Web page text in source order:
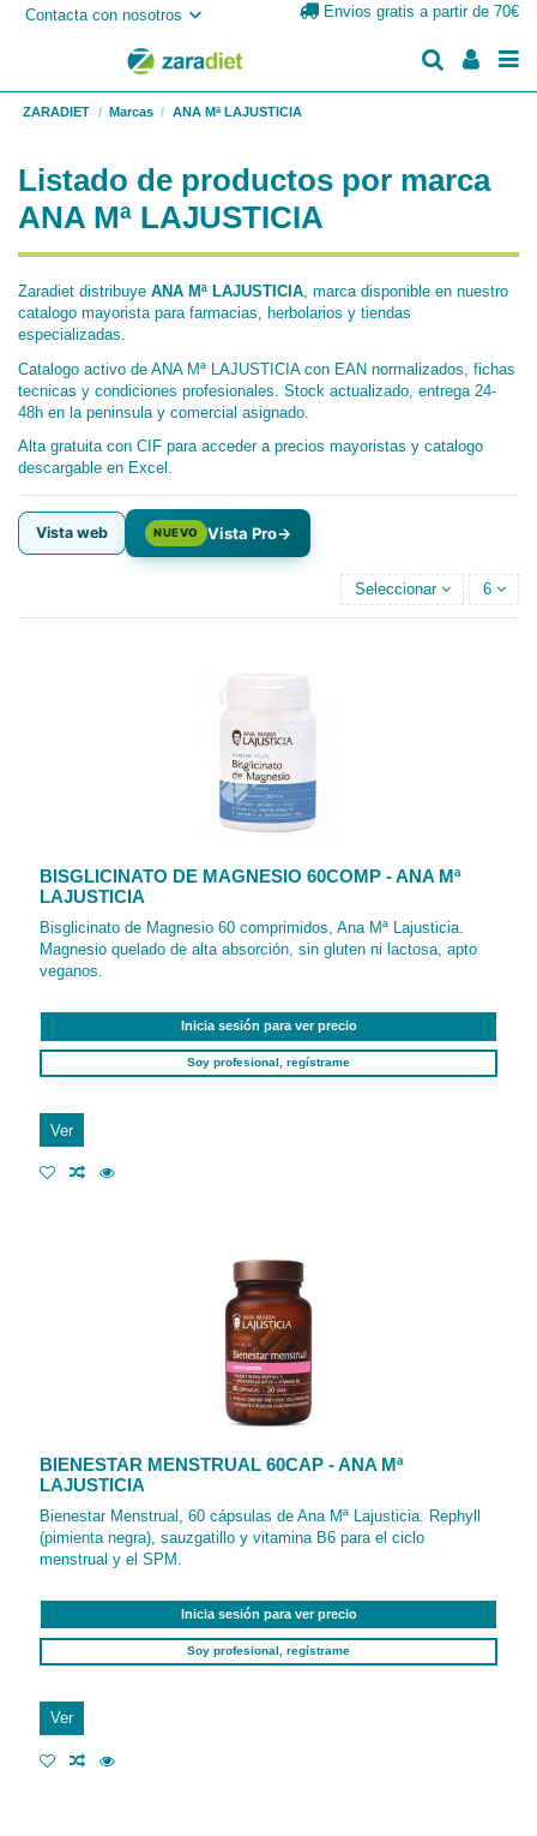
Contacta con nosotros Envios gratis a partir de 70€
ZARADIET Marcas ANA Mª LAJUSTICIA
Listado de productos por marca
ANA Mª LAJUSTICIA
Zaradiet distribuye ANA Mª LAJUSTICIA, marca disponible en nuestro
catalogo mayorista para farmacias, herbolarios y tiendas
especializadas.
Catalogo activo de ANA Mª LAJUSTICIA con EAN normalizados, fichas
tecnicas y condiciones profesionales. Stock actualizado, entrega 24-
48h en la peninsula y comercial asignado.
Alta gratuita con CIF para acceder a precios mayoristas y catalogo
descargable en Excel.
Vista web NUEVO Vista Pro→
Seleccionar 6
BISGLICINATO DE MAGNESIO 60COMP - ANA Mª
LAJUSTICIA
Bisglicinato de Magnesio 60 comprimidos, Ana Mª Lajusticia.
Magnesio quelado de alta absorción, sin gluten ni lactosa, apto
veganos.
Inicia sesión para ver precio
Soy profesional, regístrame
Ver
BIENESTAR MENSTRUAL 60CAP - ANA Mª
LAJUSTICIA
Bienestar Menstrual, 60 cápsulas de Ana Mª Lajusticia. Rephyll
(pimienta negra), sauzgatillo y vitamina B6 para el ciclo
menstrual y el SPM.
Inicia sesión para ver precio
Soy profesional, regístrame
Ver